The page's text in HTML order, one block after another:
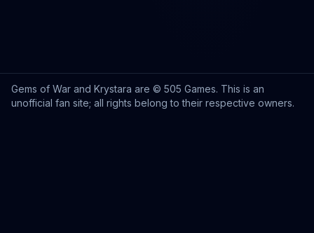
Gems of War and Krystara are © 505 Games. This is an
unofficial fan site; all rights belong to their respective owners.